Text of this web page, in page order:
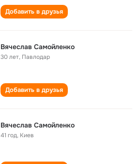
Добавить в друзья
Вячеслав Самойленко
30 лет, Павлодар
Добавить в друзья
Вячеслав Самойленко
41 год, Киев